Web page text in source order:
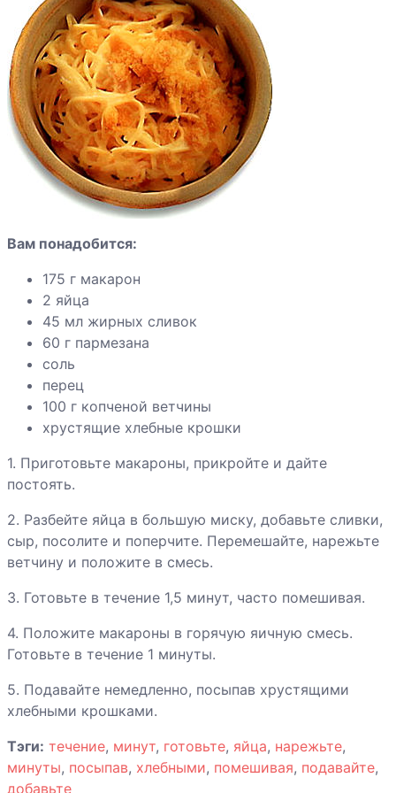
сладкие
Говядина
жареная
Грудка индейки
по-
индонезийски
Индейка с
перцем
Яблоки
запеченные с
ванильным
соусом
специями и
абрикосами
глазунья с
ветчиной
Яйца печеные с
Яйца печеные с
креветками и
соусом Pesto
Вам понадобится:
175 г макарон
2 яйца
45 мл жирных сливок
60 г пармезана
соль
перец
100 г копченой ветчины
хрустящие хлебные крошки
1. Приготовьте макароны, прикройте и дайте
постоять.
2. Разбейте яйца в большую миску, добавьте сливки,
сыр, посолите и поперчите. Перемешайте, нарежьте
ветчину и положите в смесь.
3. Готовьте в течение 1,5 минут, часто помешивая.
4. Положите макароны в горячую яичную смесь.
Готовьте в течение 1 минуты.
5. Подавайте немедленно, посыпав хрустящими
хлебными крошками.
Тэги: течение, минут, готовьте, яйца, нарежьте,
минуты, посыпав, хлебными, помешивая, подавайте,
добавьте